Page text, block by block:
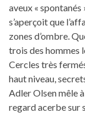
aveux « spontanés
s’aperçoit que
zones d’ombre.
trois des hommes
Cercles très
haut niveau,
Adler Olsen mêle
regard acerbe sur